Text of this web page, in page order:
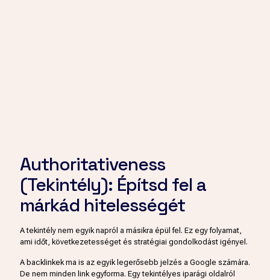
Authoritativeness
(Tekintély): Építsd fel a
márkád hitelességét
A tekintély nem egyik napról a másikra épül fel. Ez egy folyamat,
ami időt, következetességet és stratégiai gondolkodást igényel.
A backlinkek ma is az egyik legerősebb jelzés a Google számára.
De nem minden link egyforma. Egy tekintélyes iparági oldalról